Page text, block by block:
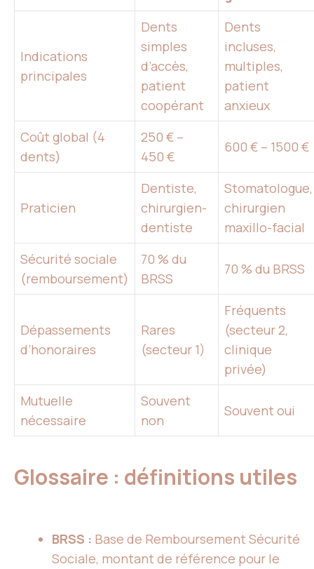
Indications
principales
Dents
simples
d’accès,
patient
coopérant
Dents
incluses,
multiples,
patient
anxieux
Coût global (4
dents)
250 € –
450 €
600 € – 1500 €
Praticien
Dentiste,
chirurgien-
dentiste
Stomatologue,
chirurgien
maxillo-facial
Sécurité sociale
(remboursement)
70 % du
BRSS
70 % du BRSS
Dépassements
d’honoraires
Rares
(secteur 1)
Fréquents
(secteur 2,
clinique
privée)
Mutuelle
nécessaire
Souvent
non
Souvent oui
Glossaire : définitions utiles
BRSS : Base de Remboursement Sécurité
Sociale, montant de référence pour le